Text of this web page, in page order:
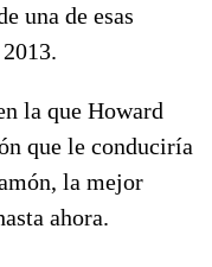
una de esas
la que Howard
que le conduciría
la mejor
ahora.